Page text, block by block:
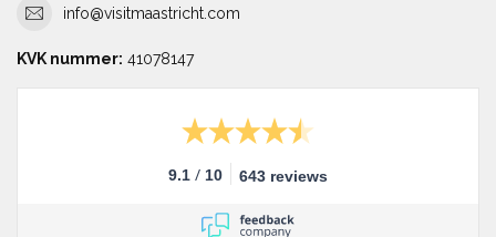
info@visitmaastricht.com
KVK nummer: 41078147
9.1 / 10 643 reviews